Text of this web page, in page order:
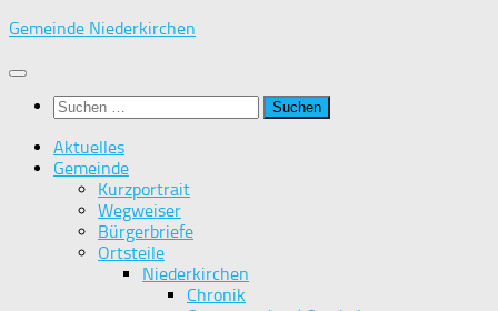
Zum
springen
Gemeinde Niederkirchen
Suchen
nach:
Aktuelles
Gemeinde
Kurzportrait
Wegweiser
Bürgerbriefe
Ortsteile
Niederkirchen
Chronik